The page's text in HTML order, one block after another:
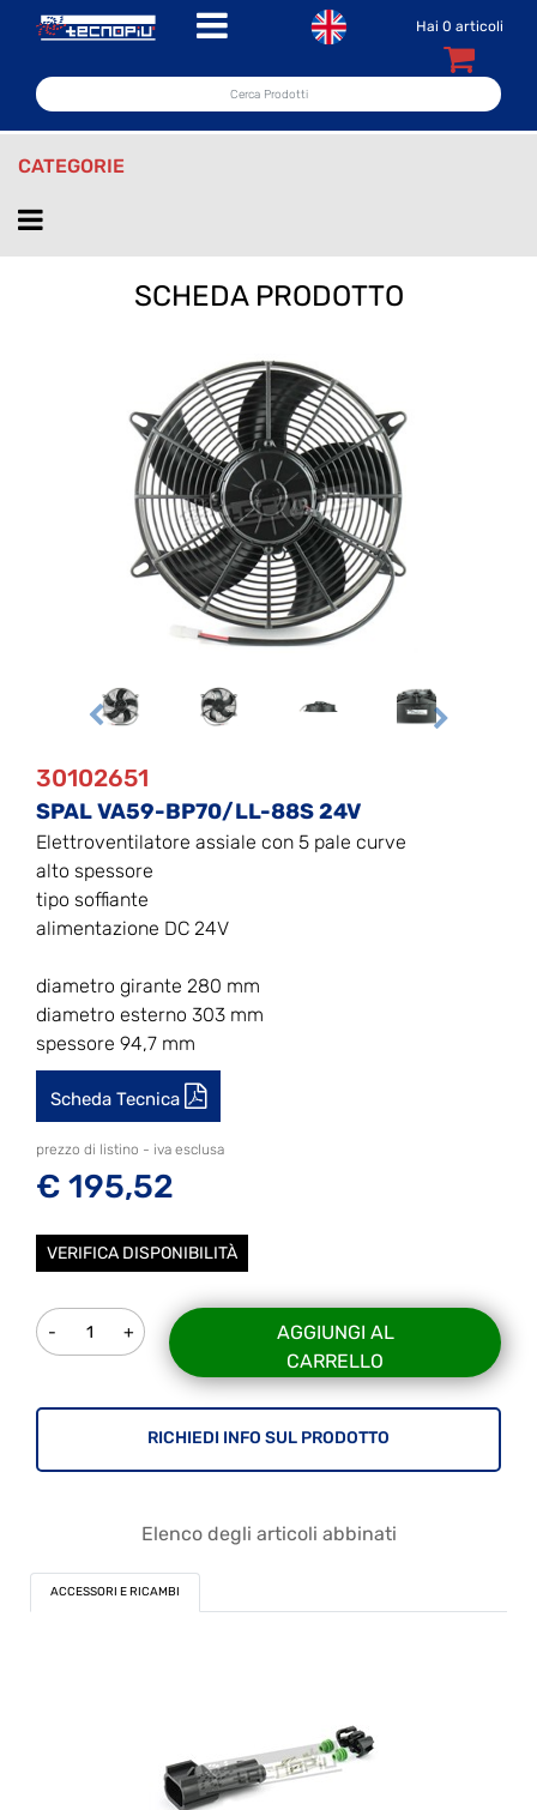
Open menu Hai 0 articoli
CATEGORIE
Open menu
SCHEDA PRODOTTO
30102651
SPAL VA59-BP70/LL-88S 24V
Elettroventilatore assiale con 5 pale curve
alto spessore
tipo soffiante
alimentazione DC 24V
diametro girante 280 mm
diametro esterno 303 mm
spessore 94,7 mm
Scheda Tecnica
prezzo di listino - iva esclusa
€ 195,52
VERIFICA DISPONIBILITÀ
Quantità
AGGIUNGI AL
CARRELLO
RICHIEDI INFO SUL PRODOTTO
Elenco degli articoli abbinati
ACCESSORI E RICAMBI